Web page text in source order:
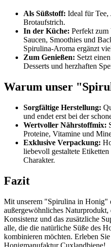
Als Süßstoff: Ideal für Tee,
Brotaufstrich.
In der Küche: Perfekt zum
Saucen, Smoothies und
Spirulina-Aroma ergänzt
Zum Genießen: Setzt
Desserts und herzhaften
Warum unser
Sorgfältige Herstellung:
und endet erst bei der
Wertvoller Nährstoffmix:
Proteine, Vitamine und
Exklusive Verpackung:
liebevoll gestaltete
Charakter.
Fazit
Mit unserem "Spirulina in Honig"
außergewöhnliches Naturprodukt,
Konsistenz und das zusätzliche
alle, die die natürliche Süße des
kombinieren möchten. Erleben
Honigmanufaktur Cuxlandbiene!